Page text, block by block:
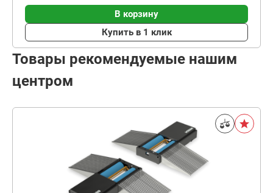
В корзину
Купить в 1 клик
Товары рекомендуемые нашим
центром